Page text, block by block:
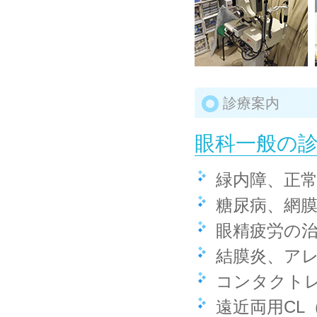
診療案内
眼科一般の
緑内障、正
糖尿病、網
眼精疲労の
結膜炎、ア
コンタクト
遠近両用CL